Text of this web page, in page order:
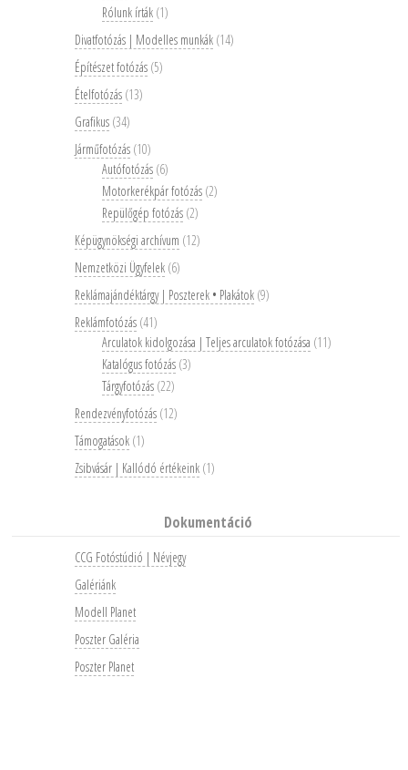
Rólunk írták (1)
Divatfotózás | Modelles munkák (14)
Építészet fotózás (5)
Ételfotózás (13)
Grafikus (34)
Járműfotózás (10)
Autófotózás (6)
Motorkerékpár fotózás (2)
Repülőgép fotózás (2)
Képügynökségi archívum (12)
Nemzetközi Ügyfelek (6)
Reklámajándéktárgy | Poszterek • Plakátok (9)
Reklámfotózás (41)
Arculatok kidolgozása | Teljes arculatok fotózása (11)
Katalógus fotózás (3)
Tárgyfotózás (22)
Rendezvényfotózás (12)
Támogatások (1)
Zsibvásár | Kallódó értékeink (1)
Dokumentáció
CCG Fotóstúdió | Névjegy
Galériánk
Modell Planet
Poszter Galéria
Poszter Planet